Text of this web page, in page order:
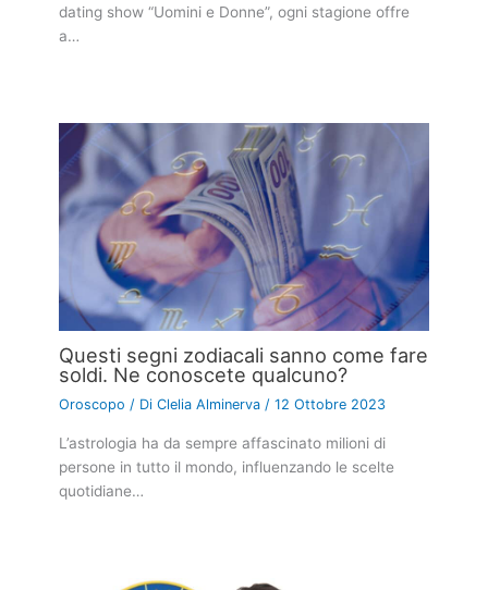
dating show “Uomini e Donne”, ogni stagione offre
a…
Questi segni zodiacali sanno come fare
soldi. Ne conoscete qualcuno?
Oroscopo / DiClelia Alminerva/12 Ottobre 2023
L’astrologia ha da sempre affascinato milioni di
persone in tutto il mondo, influenzando le scelte
quotidiane…